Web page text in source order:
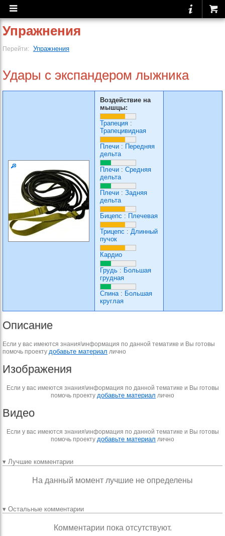
Упражнения
Перейти: Упражнения
Удары с экспандером лыжника
Воздействие на
мышцы:
Трапеция :
Трапецивидная
Плечи : Передняя
дельта
Плечи : Средняя
дельта
Плечи : Задняя
дельта
Бицепс : Плечевая
Трицепс : Длинный
пучок
Кардио
Грудь : Большая
грудная
Спина: Большая
круглая
Описание
Если у вас имеются знания\информация по данной тематике и Вы готовы
помочь проекту добавьте материал лично
Изображения
Если у вас имеются знания\информация по данной тематике и Вы готовы
помочь проекту добавьте материал лично
Видео
Если у вас имеются знания\информация по данной тематике и Вы готовы
помочь проекту добавьте материал лично
▾ Лучшие комментарии
На данный момент лучшие не определены
▾ Остальные комментарии
Комментарии пока отсутствуют.